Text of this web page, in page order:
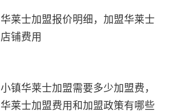
华莱士加盟报价明细，加盟华莱士
店铺费用
小镇华莱士加盟需要多少加盟费，
华莱士加盟费用和加盟政策有哪些